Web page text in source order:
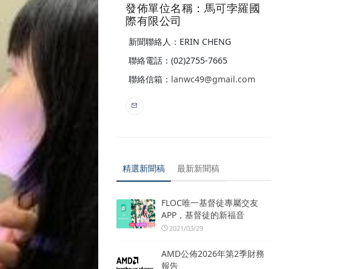
發佈單位名稱：馬可孛羅國
際有限公司
新聞聯絡人：ERIN CHENG
聯絡電話：(02)2755-7665
聯絡信箱： lanwc49@gmail.com
精選新聞稿 最新新聞稿
FLOC唯一基督徒專屬交友
APP，基督徒的新福音
2021/03/29
AMD公佈2026年第2季財務
報告